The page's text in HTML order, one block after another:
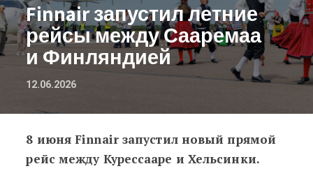
Finnair запустил летние
рейсы между Сааремаа
и Финляндией
12.06.2026
Finnair запустил летние рейсы
8 июня Finnair запустил новый прямой
рейс между Курессааре и Хельсинки.